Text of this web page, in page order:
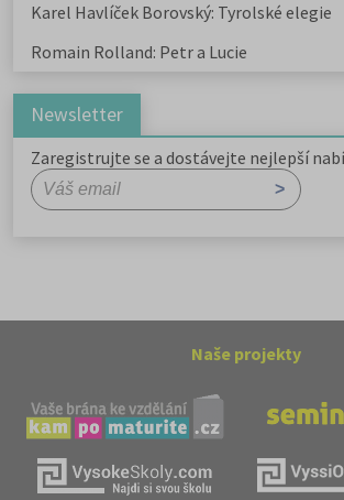
Karel Havlíček Borovský: Tyrolské elegie
Romain Rolland: Petr a Lucie
Newsletter
Zaregistrujte se a dostávejte nejlepší
Naše projekty